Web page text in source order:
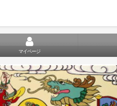
マイページ